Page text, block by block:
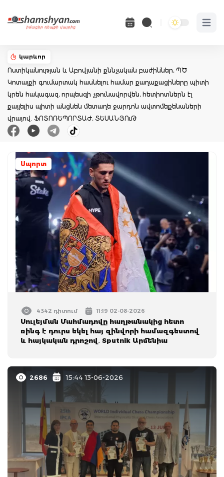
Open
կարևոր
Ոստիկանության և Աբովյանի քննչական բաժիններ, ՊԾ
Կոտայքի գումարտակ հասնելու համար քաղաքացիները պիտի
կրեն հակագազ, որպեսզի չթունավորվեն, հետիոտներն էլ
քայլելիս պիտի անցնեն մետաղե ջարդոն ավտոմեքենաների
վրայով. ՖՈՏՈՌԵՊՈՐՏԱԺ, ՏԵՍԱՆՅՈւԹ
Սպորտ
4342 դիտում 11:19 02-08-2026
Սուլեյման Մահմադովը հաղթանակից հետո
ռինգ է դուրս եկել հայ զինվորի համազգեստով
և հայկական դրոշով․ Sputnik Արմենիա
2686 15:44 13-06-2026